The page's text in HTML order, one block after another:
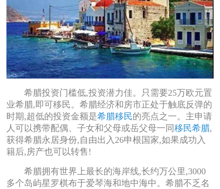
希腊投资门槛低,投资潜力佳。只需要25万欧元置
业希腊,即可移民。希腊经济和房市正处于触底反弹的
时期,超低的投资金额是希腊移民的亮点之一。主申请
人可以携带配偶、子女和父母或岳父母一同移民希腊,
获得希腊永居身份,自由出入26申根国家,如果成功入
籍后,房产也可以转售!
希腊拥有世界上最长的海岸线,长约万公里,3000
多个岛屿星罗棋布于爱琴海和地中海中。希腊不乏名